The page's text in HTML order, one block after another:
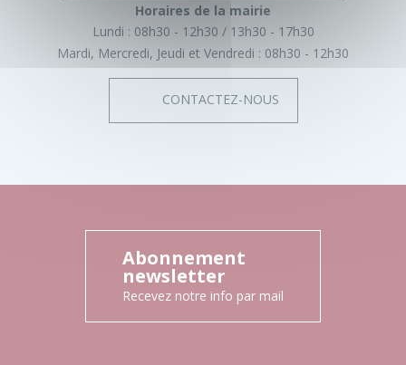
Horaires de la mairie
Lundi : 08h30 - 12h30
13h30 - 17h30
Mardi, Mercredi, Jeudi et Vendredi : 08h30 - 12h30
CONTACTEZ-NOUS
Abonnement
newsletter
Recevez notre info par mail